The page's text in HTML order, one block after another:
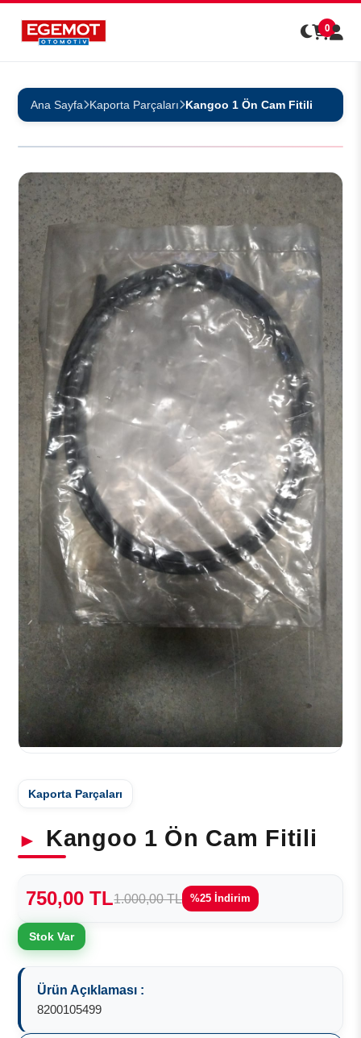
0
Ana Sayfa Kaporta Parçaları Kangoo 1 Ön Cam Fitili
Kaporta Parçaları
Kangoo 1 Ön Cam Fitili
750,00 TL1.000,00 TL %25 İndirim
Stok Var
Ürün Açıklaması :
8200105499